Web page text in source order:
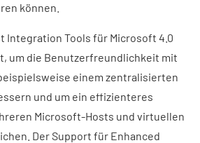
können.
Integration Tools für Microsoft 4.0
um die Benutzerfreundlichkeit mit
einem zentralisierten
und um ein effizienteres
Microsoft-Hosts und virtuellen
Der Support für Enhanced